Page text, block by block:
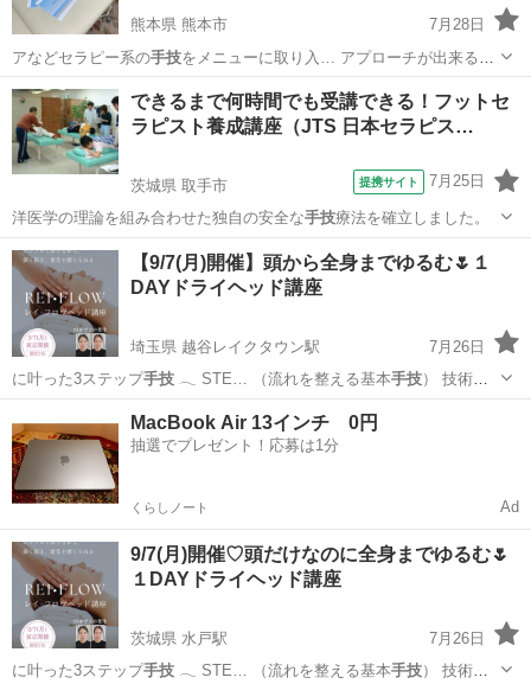
熊本県 熊本市
7月28日
アなどセラピー系の手技をメニューに取り入… アプローチが出来る
技が欲しい ・ご家族… ・自律神経を整える手技をしたい ・自分や…
家族の癒しを与える手技をしたい ・心身の…
熊本 熊本市 頭蓋
できるまで何時間でも受講できる！フットセ
ラピスト養成講座（JTS 日本セラピス…
茨城県 取手市 提携サイト 7月25日
洋医学の理論を組み合わせた独自の安全な手技療法を確立しました。
茨城 取手市 リフレクソロジー
【9/7(月)開催】頭から全身までゆるむ🌷１
DAYドライヘッド講座
埼玉県 越谷レイクタウン駅
7月26日
に叶った3ステップ手技 𓂃 STE… （流れを整える基本手技） 技術だ
け…
越谷レイクタウン駅 快眠
MacBook Air 13インチ 0円
抽選でプレゼント！応募は1分
くらしノート Ad
9/7(月)開催♡頭だけなのに全身までゆるむ🌷
１DAYドライヘッド講座
茨城県 水戸駅
7月26日
に叶った3ステップ手技 𓂃 STE… （流れを整える基本手技） 技術だ